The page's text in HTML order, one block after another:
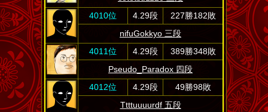
4010位
4.29段
227勝182敗
nifuGokkyo 三段
4011位
4.29段
389勝348敗
Pseudo_Paradox 四段
4012位
4.29段
49勝98敗
Ttttuuuurdf 五段